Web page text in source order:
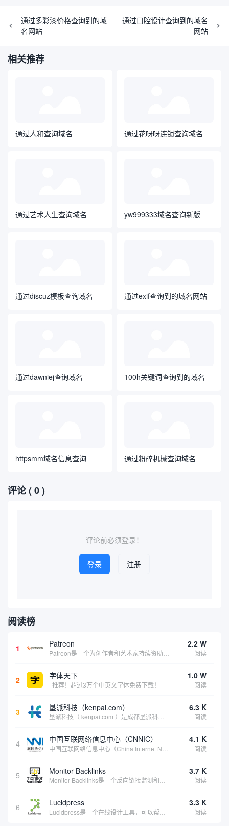
通过多彩漆价格查询到的域
名网站
通过口腔设计查询到的域名
网站
相关推荐
通过人和查询域名 通过花呀呀连锁查询域名
通过艺术人生查询域名 yw999333域名查询新版
通过discuz模板查询域名 通过exif查询到的域名网站
通过dawniej查询域名 100h关键词查询到的域名
httpsmm域名信息查询 通过粉碎机械查询域名
评论( 0 )
评论前必须登录！
登录 注册
阅读榜
1 Patreon 2.2 W
阅读
2 字体天下
推荐！超过3万个中英文字体免费下载！
1.0 W
阅读
3 垦派科技（kenpai.com） 6.3 K
阅读
4 中国互联网络信息中心（CNNIC） 4.1 K
阅读
5 Monitor Backlinks 3.7 K
阅读
6 Lucidpress 3.3 K
阅读